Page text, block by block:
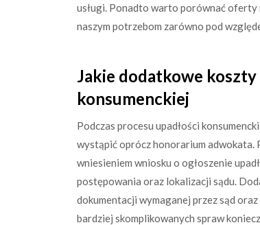
usługi. Ponadto warto porównać
naszym potrzebom zarówno pod
Jakie dodatkowe
konsumenckiej
Podczas procesu upadłości
wystąpić oprócz honorarium adwokata.
wniesieniem wniosku o ogłoszenie
postępowania oraz lokalizacji sądu.
dokumentacji wymaganej przez sąd
bardziej skomplikowanych spraw